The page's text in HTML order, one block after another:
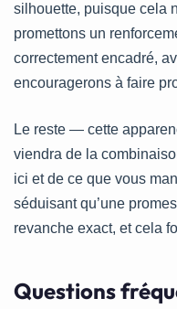
silhouette, puisque cela
promettons un
correctement encadré,
encouragerons à faire
Le reste — cette
viendra de la
ici et de ce que vous
séduisant qu’une
revanche exact, et cela
Questions